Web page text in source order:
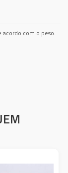
acordo com o peso.